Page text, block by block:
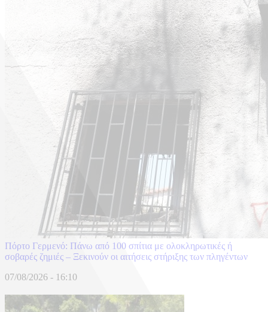
Πόρτο Γερμενό: Πάνω από 100 σπίτια με ολοκληρωτικές ή
σοβαρές ζημιές – Ξεκινούν οι αιτήσεις στήριξης των πληγέντων
07/08/2026 - 16:10